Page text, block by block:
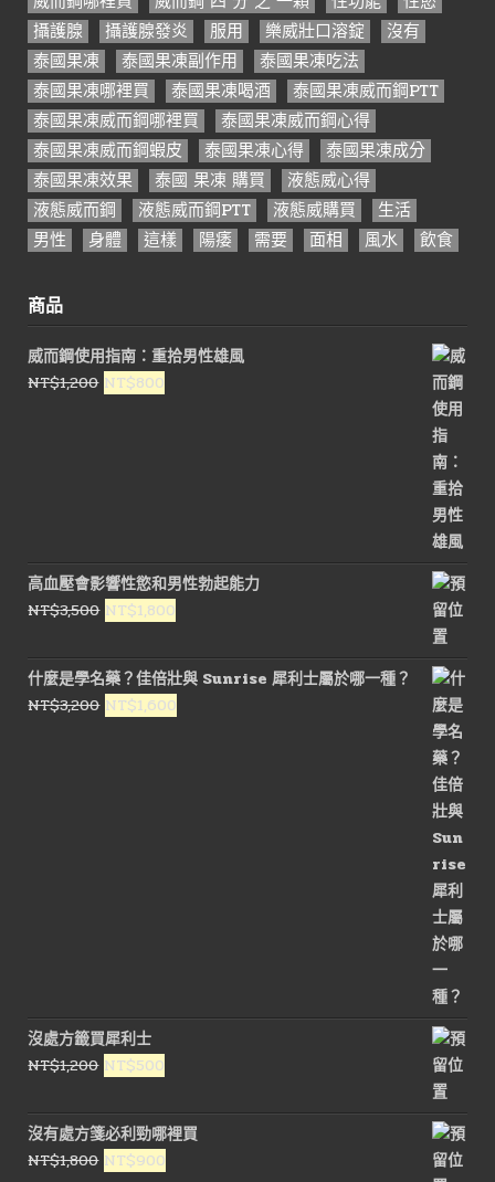
攝護腺
攝護腺發炎 服用 樂威壯口溶錠
沒有
泰國果凍
泰國果凍副作用
泰國果凍吃法
泰國果凍哪裡買
泰國果凍喝酒
泰國果凍威而鋼PTT
泰國果凍威而鋼哪裡買
泰國果凍威而鋼心得
泰國果凍威而鋼蝦皮
泰國果凍心得
泰國果凍成分
泰國果凍效果
泰國 果凍 購買
液態威心得
液態威而鋼
液態威而鋼PTT 液態威購買
生活
男性
身體 這樣 陽痿 需要 面相 風水 飲食
商品
威而鋼使用指南：重拾男性雄風
NT$1,200 原
NT$800
高血壓會影響性慾和男性勃起能力
NT$3,500 原
價
格：
NT$3,500。
NT$1,800
價
格：
NT$1,800。
什麼是學名藥？佳倍壯與 Sunrise 犀利士屬於哪一種？
NT$3,200 原
NT$1,600
沒處方籤買犀利士
NT$1,200 原
價
格：
NT$1,200。
NT$500
價
格：
NT$500。
沒有處方箋必利勁哪裡買
NT$1,800 原
NT$900